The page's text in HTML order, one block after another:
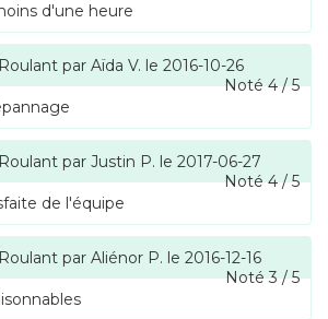
d'une heure
par Aïda V. le 2016-10-26
Noté4/5
par Justin P. le 2017-06-27
Noté4/5
de l'équipe
par Aliénor P. le 2016-12-16
Noté3/5